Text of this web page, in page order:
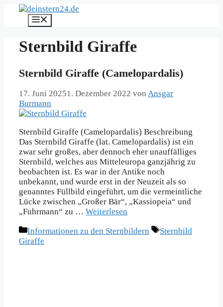
springen
Sternbild Giraffe
Sternbild Giraffe (Camelopardalis)
17. Juni 20251. Dezember 2022 von Ansgar
Burmann
Sternbild Giraffe (Camelopardalis) Beschreibung
Das Sternbild Giraffe (lat. Camelopardalis) ist ein
zwar sehr großes, aber dennoch eher unauffälliges
Sternbild, welches aus Mitteleuropa ganzjährig zu
beobachten ist. Es war in der Antike noch
unbekannt, und wurde erst in der Neuzeit als so
genanntes Füllbild eingeführt, um die vermeintliche
Lücke zwischen „Großer Bär“, „Kassiopeia“ und
„Fuhrmann“ zu … Weiterlesen
Kategorien
Informationen zu den Sternbildern Schlagwörter
Sternbild
Giraffe